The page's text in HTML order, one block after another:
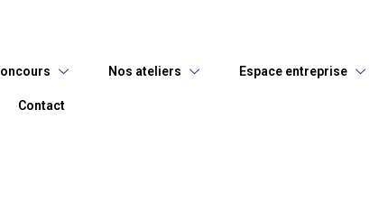
Nos ateliers Espace entreprise
Contact